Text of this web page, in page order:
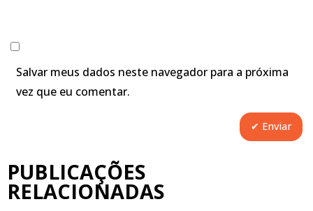
Salvar meus dados neste navegador para a próxima
vez que eu comentar.
PUBLICAÇÕES
RELACIONADAS